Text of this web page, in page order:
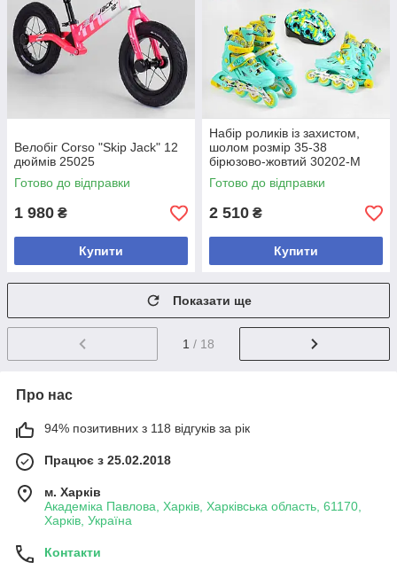
Велобіг Corso "Skip Jack" 12
дюймів 25025
Готово до відправки
1 980 ₴
Купити
Набір роликів із захистом,
шолом розмір 35-38
бірюзово-жовтий 30202-М
Готово до відправки
2 510 ₴
Купити
Показати ще
1 / 18
Про нас
94% позитивних з 118 відгуків за рік
Працює з 25.02.2018
м. Харків
Академіка Павлова, Харків, Харківська область, 61170,
Харків, Україна
Контакти